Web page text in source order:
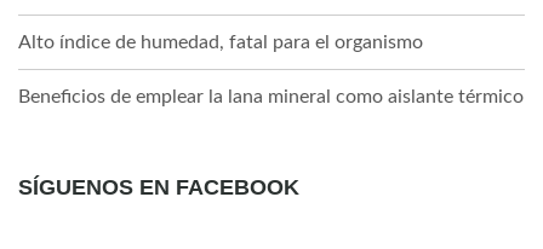
Alto índice de humedad, fatal para el organismo
Beneficios de emplear la lana mineral como aislante térmico
SÍGUENOS EN FACEBOOK